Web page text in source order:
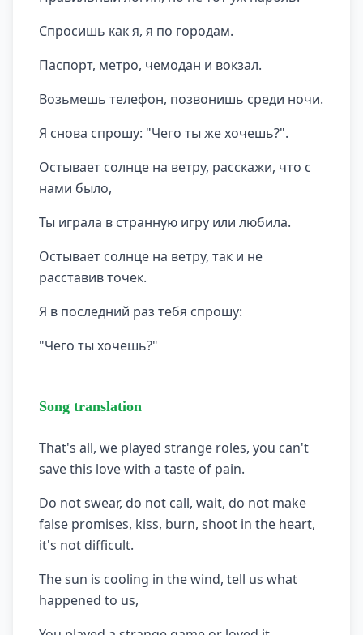
Спросишь как я, я по городам.
Паспорт, метро, чемодан и вокзал.
Возьмешь телефон, позвонишь среди ночи.
Я снова спрошу: "Чего ты же хочешь?".
Остывает солнце на ветру, расскажи, что с
нами было,
Ты играла в странную игру или любила.
Остывает солнце на ветру, так и не
расставив точек.
Я в последний раз тебя спрошу:
"Чего ты хочешь?"
Song translation
That's all, we played strange roles, you can't
save this love with a taste of pain.
Do not swear, do not call, wait, do not make
false promises, kiss, burn, shoot in the heart,
it's not difficult.
The sun is cooling in the wind, tell us what
happened to us,